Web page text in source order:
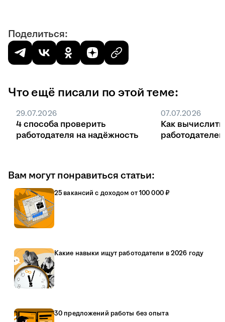
Поделиться:
Что ещё писали по этой теме:
29.07.2026
4 способа проверить
работодателя на надёжность
07.07.2026
Как вычислить
Вам могут понравиться статьи:
25 вакансий с доходом от 100 000 ₽
Какие навыки ищут работодатели в 2026 году
30 предложений работы без опыта